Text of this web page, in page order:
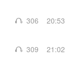
306 20:53
309 21:02